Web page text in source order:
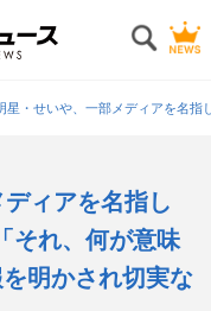
星・せいや、一部メディアを名
ィアを名指し
それ、何が意味
明かされ切実な